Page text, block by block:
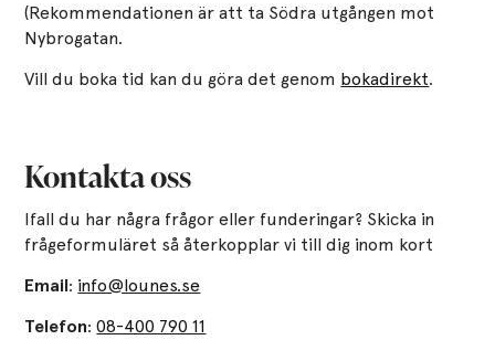
(Rekommendationen är att ta Södra utgången mot
Nybrogatan.
Vill du boka tid kan du göra det genom bokadirekt.
Kontakta oss
Ifall du har några frågor eller funderingar? Skicka in
frågeformuläret så återkopplar vi till dig inom kort
Email: info@lounes.se
Telefon:08-400 790 11